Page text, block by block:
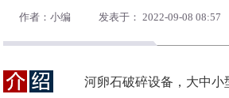
作者：小编 发表于： 2022-09-08 08:57
河卵石破碎设备，大中小